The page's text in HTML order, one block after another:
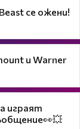
се ожени!
и Warner
играят